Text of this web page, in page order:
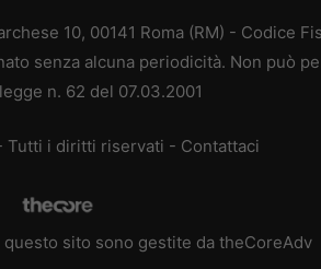
10, 00141 Roma (RM) - Codice
senza alcuna periodicità. Non può
n. 62 del 07.03.2001
i diritti riservati - Contattaci
sito sono gestite da theCoreAdv